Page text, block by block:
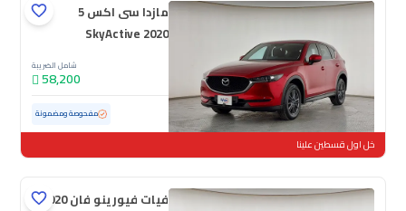
مازدا سى اكس 5
SkyActive 2020
شامل الضريبة
58,200
مستعملة 178,933 كم مفحوصة ومضمونة
خل اول قسطين علينا
فيات فيورينو فان 2020